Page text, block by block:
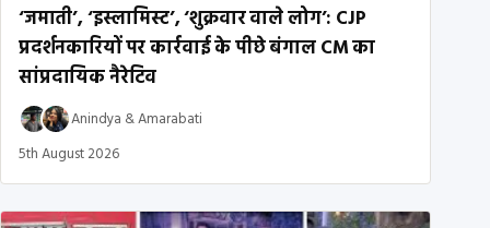
‘जमाती’, ‘इस्लामिस्ट’, ‘शुक्रवार वाले लोग’: CJP
प्रदर्शनकारियों पर कार्रवाई के पीछे बंगाल CM का
सांप्रदायिक नैरेटिव
Anindya &Amarabati
5th August 2026